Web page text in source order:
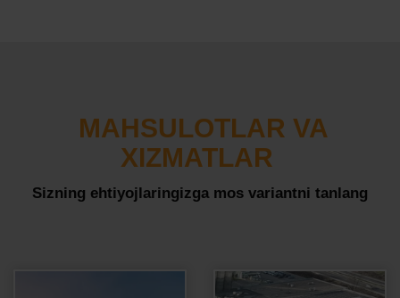
MAHSULOTLAR VA
XIZMATLAR
Sizning ehtiyojlaringizga mos variantni tanlang